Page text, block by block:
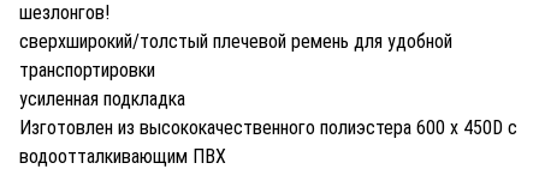
шезлонгов!
сверхширокий/толстый плечевой ремень для удобной
транспортировки
усиленная подкладка
Изготовлен из высококачественного полиэстера 600 x 450D с
водоотталкивающим ПВХ